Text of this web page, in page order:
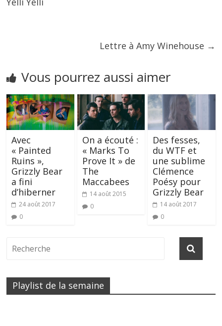
Lettre à Amy Winehouse →
Vous pourrez aussi aimer
Avec
« Painted
Ruins »,
Grizzly Bear
a fini
d’hiberner
24 août 2017
0
On a écouté :
« Marks To
Prove It » de
The
Maccabees
14 août 2015
0
Des fesses,
du WTF et
une sublime
Clémence
Poésy pour
Grizzly Bear
14 août 2017
0
Playlist de la semaine